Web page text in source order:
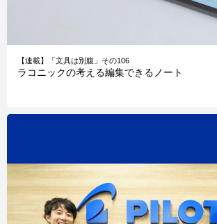
【連載】「文具は別腹」その106
ラコニックの考える編集できるノート